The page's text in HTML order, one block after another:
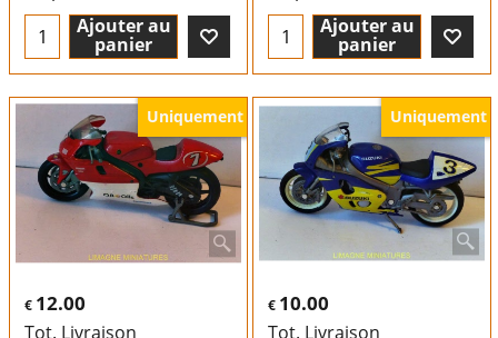
Ajouter au
panier
Ajouter au
panier
Uniquement
€ 12.00
Tot. Livraison
Uniquement
€ 10.00
Tot. Livraison